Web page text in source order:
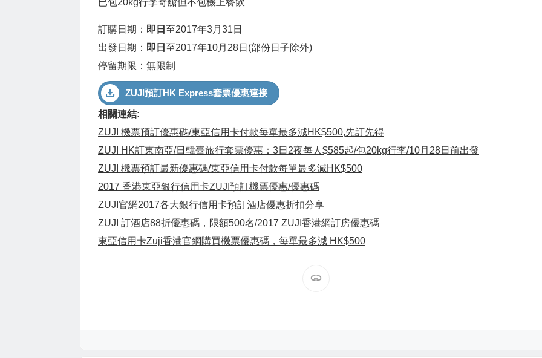
已包20kg行李寄艙但不包機上餐飲
訂購日期： 即日 至2017年3月31日
出發日期： 即日 至2017年10月28日(部份日子除外)
停留期限：無限制
ZUJI預訂HK Express套票優惠連接
相關連結:
ZUJI 機票預訂優惠碼/東亞信用卡付款每單最多減HK$500,先訂先得
ZUJI HK訂東南亞/日韓臺旅行套票優惠：3日2夜每人$585起/包20kg行李/10月28日前出發
ZUJI 機票預訂最新優惠碼/東亞信用卡付款每單最多減HK$500
2017 香港東亞銀行信用卡ZUJI預訂機票優惠/優惠碼
ZUJI官網2017各大銀行信用卡預訂酒店優惠折扣分享
ZUJI 訂酒店88折優惠碼，限額500名/2017 ZUJI香港網訂房優惠碼
東亞信用卡Zuji香港官網購買機票優惠碼，每單最多減 HK$500